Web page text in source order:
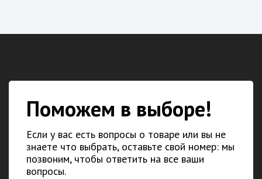
Поможем в выборе!
Если у вас есть вопросы о товаре или вы не
знаете что выбрать, оставьте свой номер: мы
позвоним, чтобы ответить на все ваши
вопросы.